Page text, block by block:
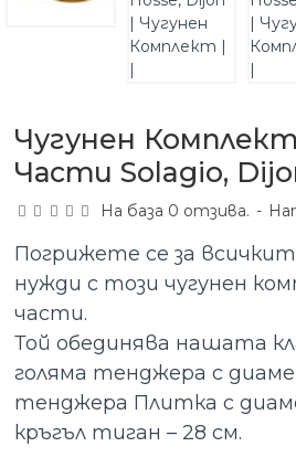
Чугунен
Части Solagio,
Погрижете се за
нужди с този чугунен
части.
Той обединява нашата
голяма тенджера с
тенджера Плитка с
кръгъл тиган – 28 см.
На база 0 отзива. -